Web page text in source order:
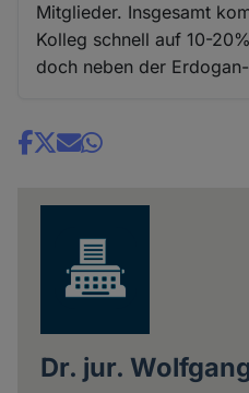
Mitglieder. Insgesamt
Kolleg schnell auf 10-
doch neben der
Share
Dr. jur.